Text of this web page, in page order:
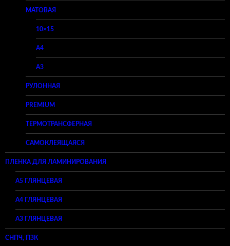
МАТОВАЯ
10×15
A4
A3
РУЛОННАЯ
PREMIUM
ТЕРМОТРАНСФЕРНАЯ
САМОКЛЕЯЩАЯСЯ
ПЛЕНКА ДЛЯ ЛАМИНИРОВАНИЯ
A5 ГЛЯНЦЕВАЯ
А4 ГЛЯНЦЕВАЯ
A3 ГЛЯНЦЕВАЯ
СНПЧ, ПЗК